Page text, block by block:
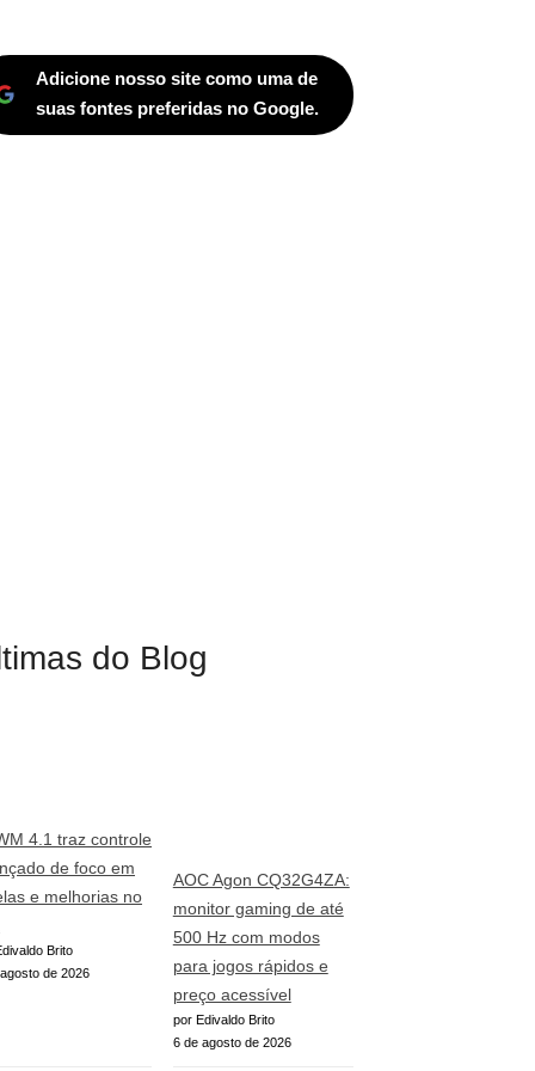
Adicione nosso site como uma de
suas fontes preferidas no Google.
do Blog
4.1 traz controle
de foco em
e melhorias no
Brito
de 2026
AOC Agon CQ32G4ZA:
monitor gaming de até
500 Hz com modos
para jogos rápidos e
preço acessível
por Edivaldo Brito
6 de agosto de 2026